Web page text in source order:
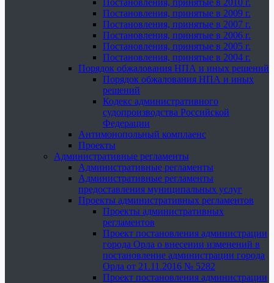
Постановления, принятые в 2010 г.
Постановления, принятые в 2009 г.
Постановления, принятые в 2007 г.
Постановления, принятые в 2006 г.
Постановления, принятые в 2005 г.
Постановления, принятые в 2004 г.
Порядок обжалования НПА и иных решений
Порядок обжалования НПА и иных
решений
Кодекс административного
судопроизводства Российской
Федерации
Антимонопольный комплаенс
Проекты
Административные регламенты
Административные регламенты
Административные регламенты
предоставления муниципальных услуг
Проекты административных регламентов
Проекты административных
регламентов
Проект постановления администрации
города Орла о внесении изменений в
постановление администрации города
Орла от 21.11.2016 № 5282
Проект постановления администрации